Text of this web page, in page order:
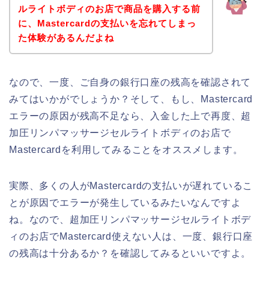
ルライトボディのお店で商品を購入する前
に、Mastercardの支払いを忘れてしまっ
た体験があるんだよね
なので、一度、ご自身の銀行口座の残高を確認されて
みてはいかがでしょうか？そして、もし、Mastercard
エラーの原因が残高不足なら、入金した上で再度、超
加圧リンパマッサージセルライトボディのお店で
Mastercardを利用してみることをオススメします。
実際、多くの人がMastercardの支払いが遅れているこ
とが原因でエラーが発生しているみたいなんですよ
ね。なので、超加圧リンパマッサージセルライトボデ
ィのお店でMastercard使えない人は、一度、銀行口座
の残高は十分あるか？を確認してみるといいですよ。